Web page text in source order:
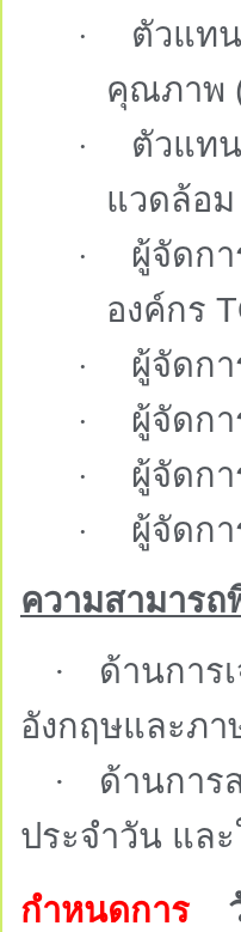
·
ตัวแท
คุณภาพ
·
ตัวแท
แวดล้อ
·
ผู้จัดก
องค์กร
· ผู้จัดก
· ผู้จัดก
· ผู้จัดก
·
ผู้จัดก
ความสามารถ
·
ด้านการ
อังกฤษและภา
·
ด้านการ
ประจำวัน แล
กำหนดการ